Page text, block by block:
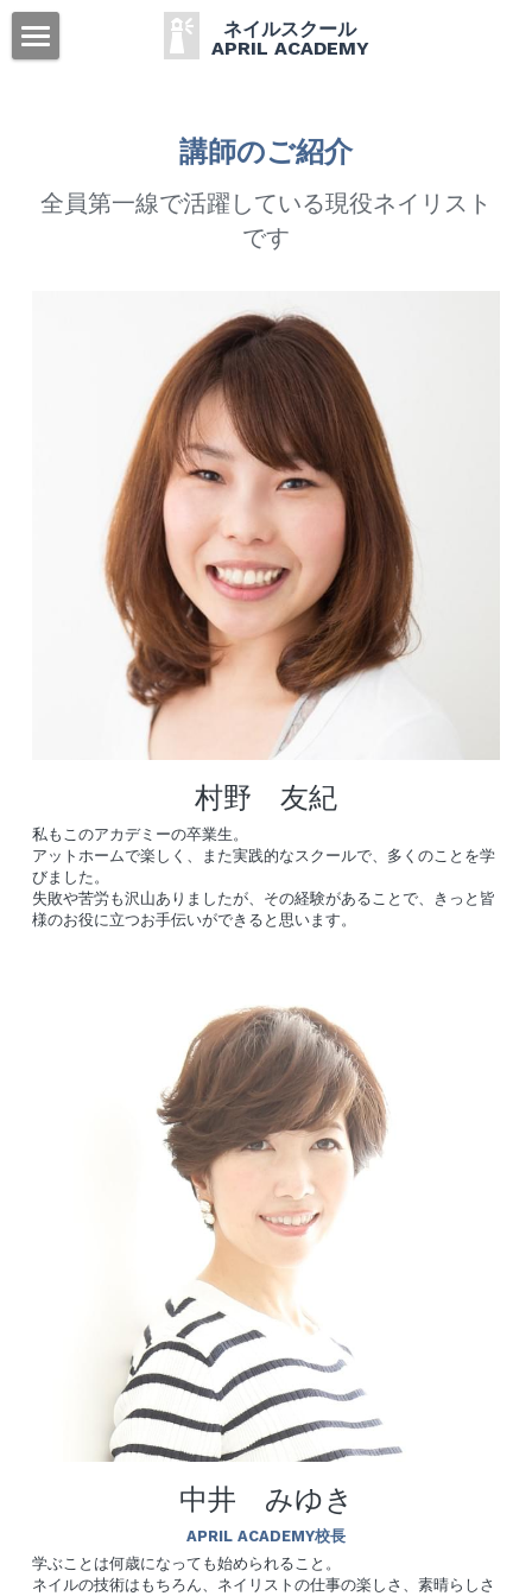
ネイルスクール
APRIL ACADEMY
APRIL ACADEMYの特徴
ネイリストへの道のり
無料ネイリスト体験会
卒業生の声
よくある質問
お申込み
アクセス
CLUB APRIL
講師のご紹介
全員第一線で活躍している現役ネイリスト
です
村野　友紀
私もこのアカデミーの卒業生。
アットホームで楽しく、また実践的なスクールで、多くのことを学
びました。
失敗や苦労も沢山ありましたが、その経験があることで、きっと皆
様のお役に立つお手伝いができると思います。
中井　みゆき
APRIL ACADEMY校長
学ぶことは何歳になっても始められること。
ネイルの技術はもちろん、ネイリストの仕事の楽しさ、素晴らしさ